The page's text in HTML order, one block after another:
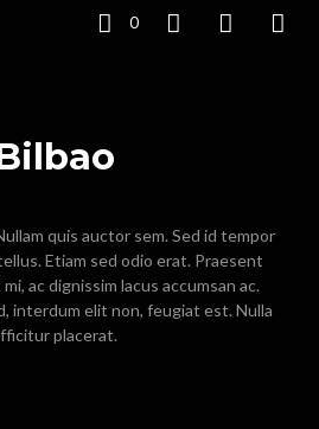
0
quis auctor sem. Sed id tempor
Etiam sed odio erat. Praesent
ac dignissim lacus accumsan ac.
interdum elit non, feugiat est. Nulla
placerat.